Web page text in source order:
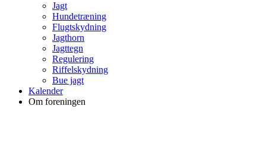
Jagt
Hundetræning
Flugtskydning
Jagthorn
Jagttegn
Regulering
Riffelskydning
Bue jagt
Kalender
Om foreningen